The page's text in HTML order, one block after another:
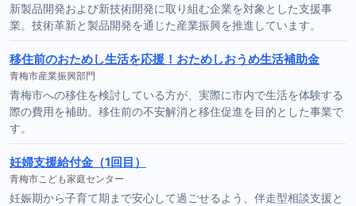
新製品開発および新技術開発に取り組む企業を対象とした支援事
業。技術革新と製品開発を通じた産業振興を推進しています。
移住前のおためし生活を応援！おためしおうめ生活補助金
青梅市産業振興部門
青梅市への移住を検討している方が、実際に市内で生活を体験する
際の費用を補助。移住前の不安解消と移住促進を目的とした事業で
す。
妊婦支援給付金（1回目）
青梅市こども家庭センター
妊娠期から子育て期まで安心して過ごせるよう、伴走型相談支援と